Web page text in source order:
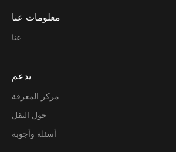
معلومات عنا
عنا
يدعم
مركز المعرفة
حول النقل
أسئلة وأجوبة